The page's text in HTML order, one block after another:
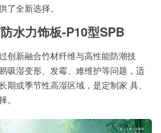
了全新选择。
水力饰板-P10型SPB
创新融合竹材纤维与高性能防潮技
吸湿变形、发霉、难维护等问题，适
期或季节性高湿区域，是定制家 具、
。